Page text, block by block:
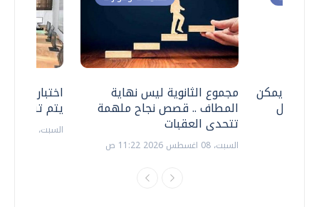
اختبارات
يتم
السبت، 18 يوليو 2026 09:22 ص
مجموع الثانوية ليس نهاية
المطاف .. قصص نجاح ملهمة
تتحدى العقبات
السبت، 08 اغسطس 2026 11:22 ص
.. هل يمكن
نتعامل